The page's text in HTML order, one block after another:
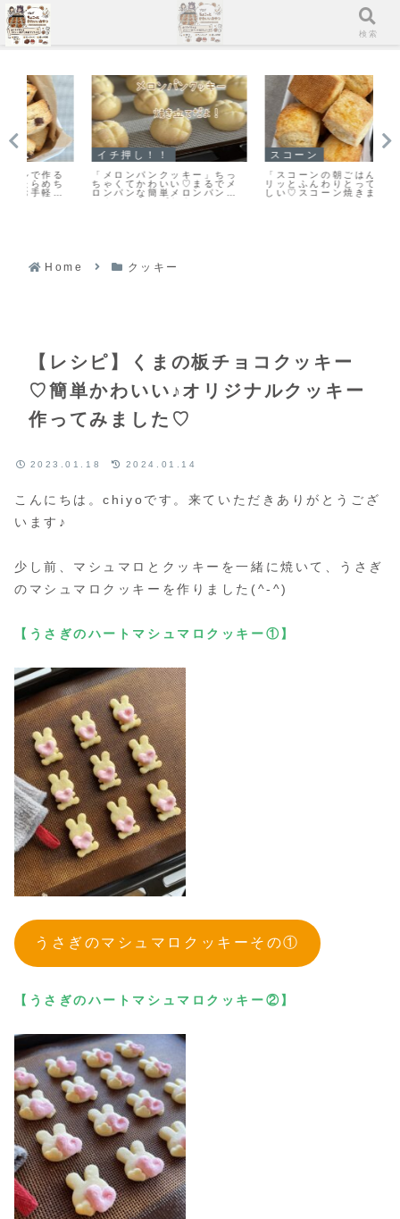
イチ押し！！
「メロンパンクッキー」ちっ
ちゃくてかわいい♡まるでメ
ロンパンな簡単メロンパンク
スコーン
「スコーンの朝ごはんだ♪」カ
リッとふんわりとっても美味
しい♡スコーン焼きました！
Home クッキー
【レシピ】くまの板チョコクッキー
♡簡単かわいい♪オリジナルクッキー
作ってみました♡
2023.01.18 2024.01.14
こんにちは。chiyoです。来ていただきありがとうござ
います♪
少し前、マシュマロとクッキーを一緒に焼いて、うさぎ
のマシュマロクッキーを作りました(^-^)
【うさぎのハートマシュマロクッキー①】
うさぎのマシュマロクッキーその①
【うさぎのハートマシュマロクッキー②】
メニュー 検索